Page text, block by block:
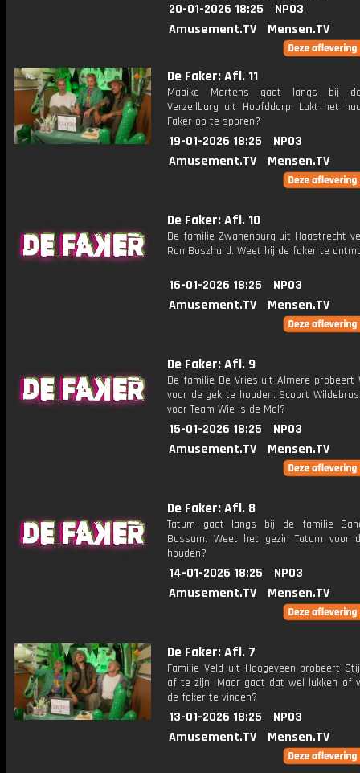
20-01-2026 18:25
NPO3
Amusement.TV
Mensen.TV
De Faker: Afl. 11
Maaike Martens gaat langs bij
Verzeilburg uit Hoofddorp. Lukt het
Faker op te sporen?
19-01-2026 18:25
NPO3
Amusement.TV
Mensen.TV
De Faker: Afl. 10
De familie Zwanenburg uit Haastrecht
Ron Boszhard. Weet hij de faker te
16-01-2026 18:25
NPO3
Amusement.TV
Mensen.TV
De Faker: Afl. 9
De familie De Vries uit Almere probeert
voor de gek te houden. Scoort
voor Team Wie is de Mol?
15-01-2026 18:25
NPO3
Amusement.TV
Mensen.TV
De Faker: Afl. 8
Tatum gaat langs bij de familie
Bussum. Weet het gezin Tatum voor
houden?
14-01-2026 18:25
NPO3
Amusement.TV
Mensen.TV
De Faker: Afl. 7
Familie Veld uit Hoogeveen probeert
af te zijn. Maar gaat dat wel lukken of
de faker te vinden?
13-01-2026 18:25
NPO3
Amusement.TV
Mensen.TV